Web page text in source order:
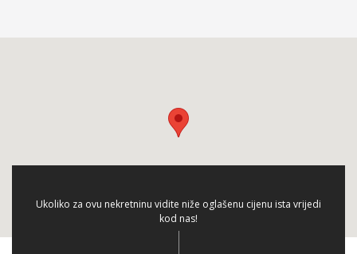
Ukoliko za ovu nekretninu vidite niže oglašenu cijenu ista vrijedi
kod nas!